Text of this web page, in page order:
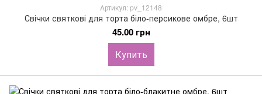
Артикул: pv_12148
Свічки святкові для торта біло-персикове омбре, 6шт
45.00 грн
Купить